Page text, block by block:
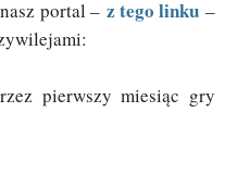
portal – z tego linku–
pierwszy miesiąc gry